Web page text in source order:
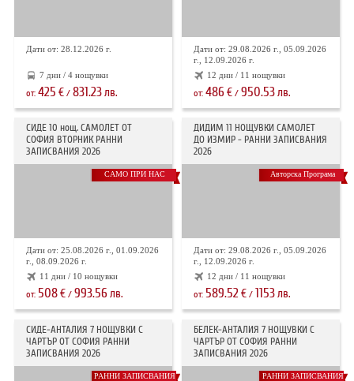
Дати от: 28.12.2026 г.
7 дни / 4 нощувки
от: 425 €/ 831.23лв.
Дати от: 29.08.2026 г., 05.09.2026
г., 12.09.2026 г.
12 дни / 11 нощувки
от:486€ /950.53лв.
СИДЕ 10 нощ. САМОЛЕТ ОТ
СОФИЯ ВТОРНИК РАННИ
ЗАПИСВАНИЯ 2026
САМО ПРИ НАС
Дати от: 25.08.2026 г., 01.09.2026
г., 08.09.2026 г.
11 дни / 10 нощувки
от: 508€/ 993.56лв.
ДИДИМ 11 НОЩУВКИ САМОЛЕТ
ДО ИЗМИР - РАННИ ЗАПИСВАНИЯ
2026
Авторска Програма
Дати от: 29.08.2026 г., 05.09.2026
г., 12.09.2026 г.
12 дни / 11 нощувки
от:589.52€ / 1153лв.
СИДЕ-АНТАЛИЯ 7 НОЩУВКИ С
ЧАРТЪР OT СОФИЯ РАННИ
ЗАПИСВАНИЯ 2026
РАННИ ЗАПИСВАНИЯ
БЕЛЕК-АНТАЛИЯ 7 НОЩУВКИ С
ЧАРТЪР ОТ СОФИЯ РАННИ
ЗАПИСВАНИЯ 2026
РАННИ ЗАПИСВАНИЯ